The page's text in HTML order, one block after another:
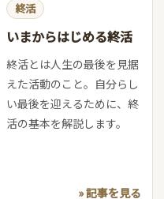
終活
いまからはじめる終活
終活とは人生の最後を見据
えた活動のこと。自分らし
い最後を迎えるために、終
活の基本を解説します。
» 記事を見る